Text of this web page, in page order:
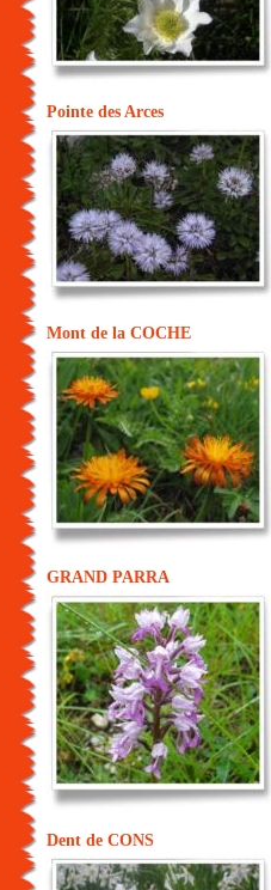
Pointe des Arces
Mont de la COCHE
GRAND PARRA
Dent de CONS